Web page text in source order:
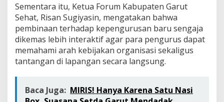
Sementara itu, Ketua Forum Kabupaten Garut
Sehat, Risan Sugiyasin, mengatakan bahwa
pembinaan terhadap kepengurusan baru sengaja
dikemas lebih interaktif agar para pengurus dapat
memahami arah kebijakan organisasi sekaligus
tantangan di lapangan secara langsung.
Baca Juga: MIRIS! Hanya Karena Satu Nasi